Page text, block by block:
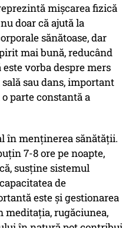
mișcarea fizică
doar că ajută la
sănătoase, dar
mai bună, reducând
vorba despre mers
sau dans, important
parte constantă a
în menținerea sănătății.
7-8 ore pe noapte,
susține sistemul
de
este și gestionarea
rugăciunea,